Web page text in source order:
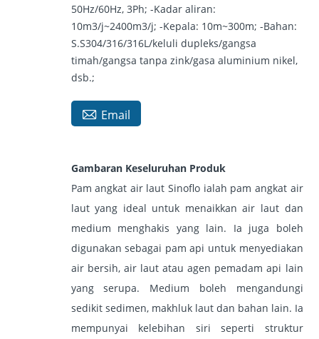
50Hz/60Hz, 3Ph; -Kadar aliran:
10m3/j~2400m3/j; -Kepala: 10m~300m; -Bahan:
S.S304/316/316L/keluli dupleks/gangsa
timah/gangsa tanpa zink/gasa aluminium nikel,
dsb.;
 Email
Gambaran Keseluruhan Produk
Pam angkat air laut Sinoflo ialah pam angkat air
laut yang ideal untuk menaikkan air laut dan
medium menghakis yang lain. Ia juga boleh
digunakan sebagai pam api untuk menyediakan
air bersih, air laut atau agen pemadam api lain
yang serupa. Medium boleh mengandungi
sedikit sedimen, makhluk laut dan bahan lain. Ia
mempunyai kelebihan siri seperti struktur